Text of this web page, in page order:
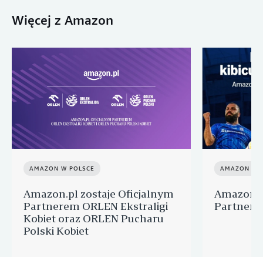
Więcej z Amazon
AMAZON W POLSCE
Amazon.pl zostaje Oficjalnym
Partnerem ORLEN Ekstraligi
Kobiet oraz ORLEN Pucharu
Polski Kobiet
AMAZON W